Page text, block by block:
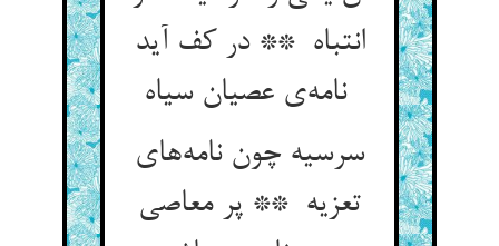
انتباه ** در کف آید
نامه‌ی عصیان سیاه
سرسیه چون نامه‌های
تعزیه ** پر معاصی